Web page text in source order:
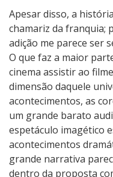
g
o
e
C
i
n
z
a
s
Apesar disso, a
chamariz da franquia;
adição me parece ser
O que faz a maior
cinema assistir ao
dimensão daquele
acontecimentos, as
um grande barato
espetáculo imagético
acontecimentos
grande narrativa
dentro da proposta